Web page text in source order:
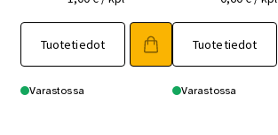
Tuotetiedot
Varastossa
Tuotetiedot
Varastossa